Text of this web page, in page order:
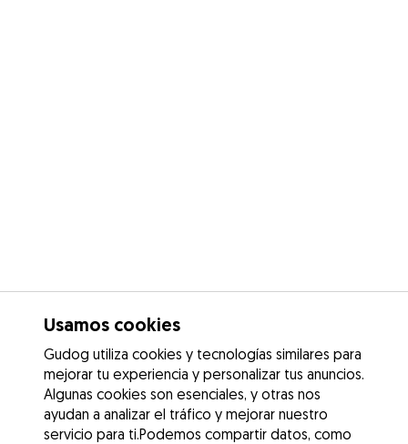
Usamos cookies
Gudog utiliza cookies y tecnologías similares para
mejorar tu experiencia y personalizar tus anuncios.
Algunas cookies son esenciales, y otras nos
ayudan a analizar el tráfico y mejorar nuestro
servicio para ti.Podemos compartir datos, como